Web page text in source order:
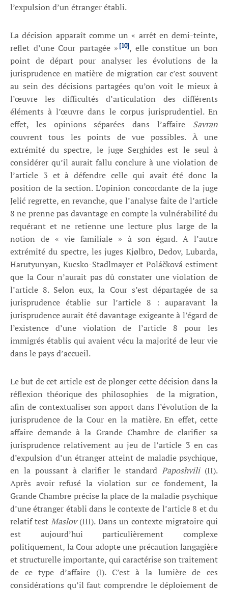
l’expulsion d’un étranger établi.
La décision apparaît comme un « arrêt en demi-teinte,
reflet d’une Cour partagée » [10], elle constitue un bon
point de départ pour analyser les évolutions de la
jurisprudence en matière de migration car c’est souvent
au sein des décisions partagées qu’on voit le mieux à
l’œuvre les difficultés d’articulation des différents
éléments à l’œuvre dans le corpus jurisprudentiel. En
effet, les opinions séparées dans l’affaire Savran
couvrent tous les points de vue possibles. À une
extrémité du spectre, le juge Serghides est le seul à
considérer qu’il aurait fallu conclure à une violation de
l’article 3 et à défendre celle qui avait été donc la
position de la section. L’opinion concordante de la juge
Jelić regrette, en revanche, que l’analyse faite de l’article
8 ne prenne pas davantage en compte la vulnérabilité du
requérant et ne retienne une lecture plus large de la
notion de « vie familiale » à son égard. A l’autre
extrémité du spectre, les juges Kjølbro, Dedov, Lubarda,
Harutyunyan, Kucsko-Stadlmayer et Poláčková estiment
que la Cour n’aurait pas dû constater une violation de
l’article 8. Selon eux, la Cour s’est départagée de sa
jurisprudence établie sur l’article 8 : auparavant la
jurisprudence aurait été davantage exigeante à l’égard de
l’existence d’une violation de l’article 8 pour les
immigrés établis qui avaient vécu la majorité de leur vie
dans le pays d’accueil.
Le but de cet article est de plonger cette décision dans la
réflexion théorique des philosophies
de la migration,
afin de contextualiser son apport dans l’évolution de la
jurisprudence de la Cour en la matière. En effet, cette
affaire demande à la Grande Chambre de clarifier sa
jurisprudence relativement au jeu de l’article 3 en cas
d’expulsion d’un étranger atteint de maladie psychique,
en la poussant à clarifier le standard Paposhvili(II).
Après avoir refusé la violation sur ce fondement, la
Grande Chambre précise la place de la maladie psychique
d’une étranger établi dans le contexte de l’article 8 et du
relatif testMaslov(III). Dans un contexte migratoire qui
est aujourd’hui particulièrement complexe
politiquement, la Cour adopte une précaution langagière
et structurelle importante, qui caractérise son traitement
de ce type d’affaire (I). C’est à la lumière de ces
considérations qu’il faut comprendre le déploiement de